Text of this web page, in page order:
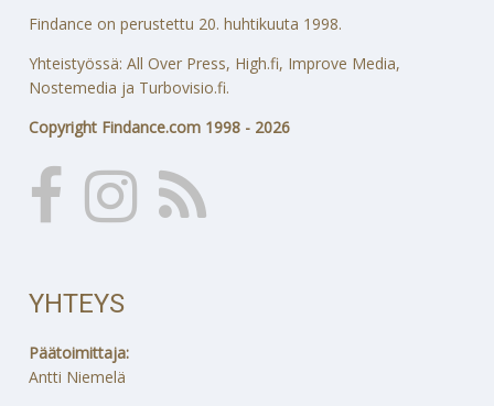
Findance on perustettu 20. huhtikuuta 1998.
Yhteistyössä: All Over Press, High.fi, Improve Media,
Nostemedia ja Turbovisio.fi.
Copyright Findance.com 1998 - 2026
YHTEYS
Päätoimittaja:
Antti Niemelä